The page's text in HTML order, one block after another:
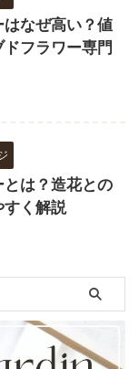
なぜ高い？値
フラワー専門
は？造花との
すく解説